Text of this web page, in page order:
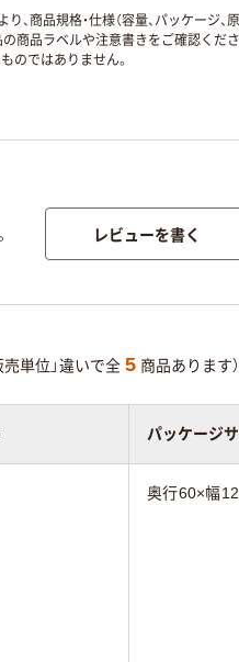
品規格・仕様（容量、パッケージ
品ラベルや注意書きをご確認くだ
のではありません。
レビューを書く
売単位」違いで全 5 商品あります）
パッケージ
奥行60×幅